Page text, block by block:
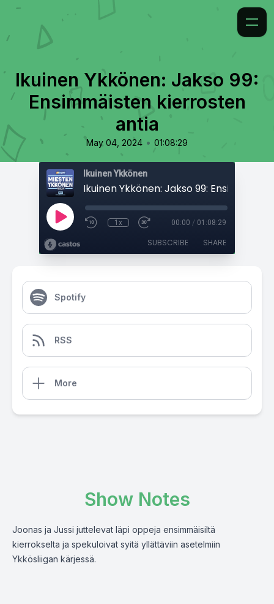
Ikuinen Ykkönen: Jakso 99:
Ensimmäisten kierrosten
antia
May 04, 2024 • 01:08:29
Ikuinen Ykkönen
1x 00:00 / 01:08:29
SUBSCRIBE SHARE
Spotify
RSS
More
Show Notes
Joonas ja Jussi juttelevat läpi oppeja ensimmäisiltä
kierrokselta ja spekuloivat syitä yllättäviin asetelmiin
Ykkösliigan kärjessä.